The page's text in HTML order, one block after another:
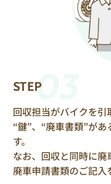
STEP03
回収担当がバイクを引
“鍵”、“廃車書類”が
す。
なお、回収と同時に
廃車申請書類のご記入